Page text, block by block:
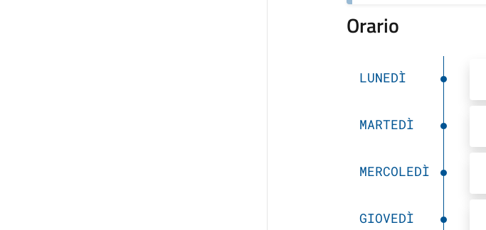
Orario
LUNEDÌ
MARTEDÌ
MERCOLEDÌ
GIOVEDÌ